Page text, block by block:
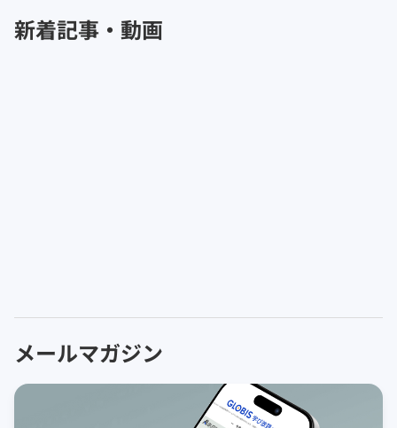
新着記事・動画
メールマガジン